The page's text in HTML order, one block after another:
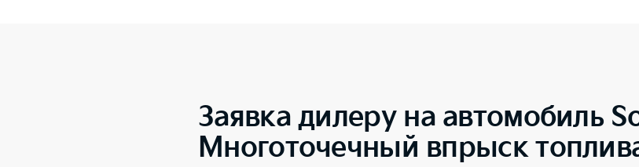
Заявка дилеру на автомобиль
Многоточечный впрыск